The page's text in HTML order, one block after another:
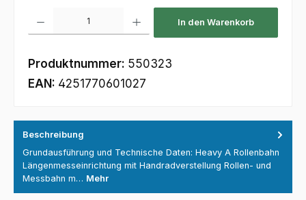
In den Warenkorb
Produktnummer: 550323
EAN: 4251770601027
Beschreibung
Grundausführung und Technische Daten: Heavy A Rollenbahn
Längenmesseinrichtung mit Handradverstellung Rollen- und
Messbahn m… Mehr